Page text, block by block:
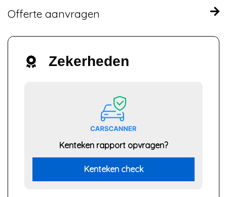
Offerte aanvragen
Zekerheden
Kenteken rapport opvragen?
Kenteken check